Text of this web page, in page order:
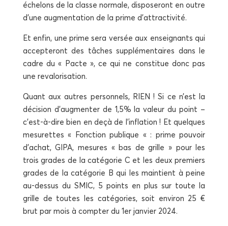
éche­lons de la classe nor­male, dis­po­se­ront en outre
d’une aug­men­ta­tion de la prime d’attractivité.
Et enfin, une prime sera ver­sée aux ensei­gnants qui
accep­te­ront des tâches sup­plé­men­taires dans le
cadre du « Pacte », ce qui ne consti­tue donc pas
une revalorisation.
Quant aux autres per­son­nels, RIEN ! Si ce n’est la
déci­sion d’augmenter de 1,5% la valeur du point –
c’est-à-dire bien en deçà de l’inflation ! Et quelques
mesu­rettes « Fonc­tion publique « : prime pou­voir
d’achat, GIPA, mesures « bas de grille » pour les
trois grades de la caté­go­rie C et les deux pre­miers
grades de la caté­go­rie B qui les main­tient à peine
au-des­sus du SMIC, 5 points en plus sur toute la
grille de toutes les caté­go­ries, soit envi­ron 25 €
brut par mois à comp­ter du 1er jan­vier 2024.